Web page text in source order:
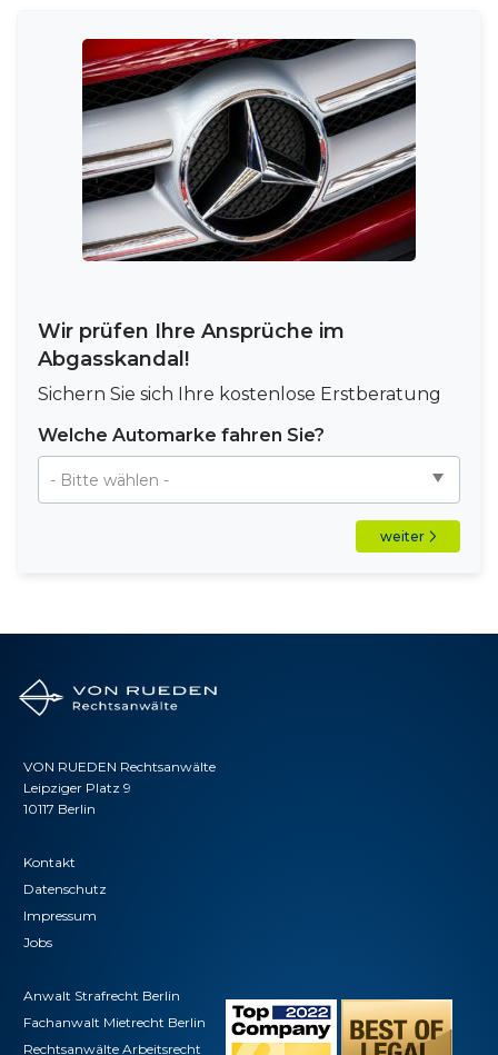
Wir prüfen Ihre Ansprüche im
Abgasskandal!
Sichern Sie sich Ihre kostenlose Erstberatung
Welche Automarke fahren Sie?
weiter
VON RUEDEN Rechtsanwälte
Leipziger Platz 9
10117 Berlin
Kontakt
Datenschutz
Impressum
Jobs
Anwalt Strafrecht Berlin
Fachanwalt Mietrecht Berlin
Rechtsanwälte Arbeitsrecht